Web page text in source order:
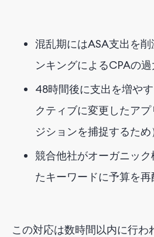
混乱期にはASA支出を
ンキングによるCPAの過
48時間後に支出を増や
クティブに変更したア
ジションを捕捉するため
競合他社がオーガニッ
たキーワードに予算を再
この対応は数時間以内に行わ